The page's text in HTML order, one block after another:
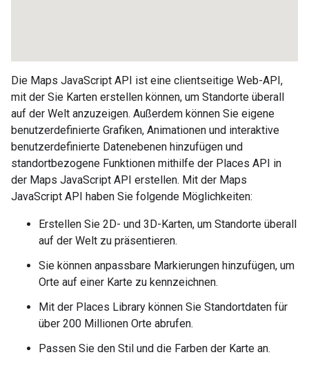
Die Maps JavaScript API ist eine clientseitige Web-API,
mit der Sie Karten erstellen können, um Standorte überall
auf der Welt anzuzeigen. Außerdem können Sie eigene
benutzerdefinierte Grafiken, Animationen und interaktive
benutzerdefinierte Datenebenen hinzufügen und
standortbezogene Funktionen mithilfe der Places API in
der Maps JavaScript API erstellen. Mit der Maps
JavaScript API haben Sie folgende Möglichkeiten:
Erstellen Sie 2D- und 3D-Karten, um Standorte überall
auf der Welt zu präsentieren.
Sie können anpassbare Markierungen hinzufügen, um
Orte auf einer Karte zu kennzeichnen.
Mit der Places Library können Sie Standortdaten für
über 200 Millionen Orte abrufen.
Passen Sie den Stil und die Farben der Karte an.